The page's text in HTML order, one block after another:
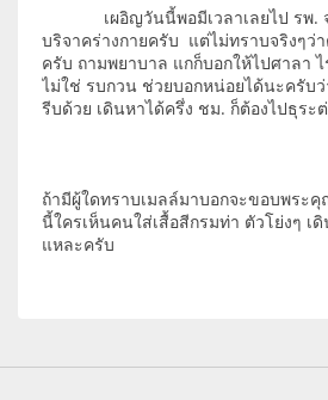
เผอิญวันนี้พอมีเวลาเลยไป รพ. จุ
บริจาคร่างกายครับ แต่ไม่ทราบจริงๆว่
ครับ ถามพยาบาล แกก็บอกให้ไปศาลา
ไม่ใช่ รบกวน ช่วยบอกหน่อยได้นะครับ
รีบด้วย เดินหาได้ครึ่ง ชม. ก็ต้องไปธุระ
ถ้ามีผู้ใดทราบเมลล์มาบอกจะขอบพร
นี้ใครเห็นคนใส่เสื้อสีกรมท่า ตัวโย่งๆ เ
แหละครับ